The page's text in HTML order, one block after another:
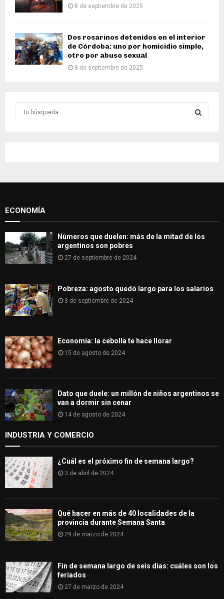
8 de septiembre de 2025
Dos rosarinos detenidos en el interior
de Córdoba: uno por homicidio simple,
otro por abuso sexual
8 de septiembre de 2025
o
H
ECONOMÍA
Números que duelen: más de la mitad de los
argentinos son pobres
27 de septiembre de 2024
Pobreza: agosto quedó largo para los salarios
3 de septiembre de 2024
Economía: la cebolla te hace llorar
15 de agosto de 2024
Dato que duele: un millón de niños argentinos se
van a dormir sin cenar
14 de agosto de 2024
INDUSTRIA Y COMERCIO
¿Cuál es el próximo fin de semana largo?
3 de abril de 2024
Qué hacer en más de 40 localidades de la
provincia durante Semana Santa
29 de marzo de 2024
Fin de semana largo de seis días: cuáles son los
feriados
27 de marzo de 2024